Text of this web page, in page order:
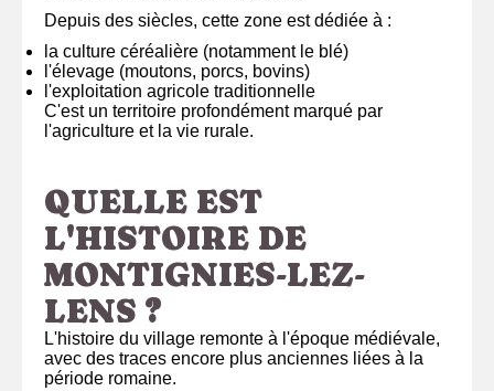
Depuis des siècles, cette zone est dédiée à :
la culture céréalière (notamment le blé)
l'élevage (moutons, porcs, bovins)
l'exploitation agricole traditionnelle
C'est un territoire profondément marqué par
l'agriculture et la vie rurale.
QUELLE EST
L'HISTOIRE DE
MONTIGNIES-LEZ-
LENS ?
L'histoire du village remonte à l'époque médiévale,
avec des traces encore plus anciennes liées à la
période romaine.